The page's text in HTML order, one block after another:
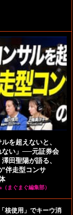
ルを超えないと、
ない」──元証券会
田聖陽が語る、
"伴走型コンサ
（まぐまぐ編集部）
核使用」でキーウ消